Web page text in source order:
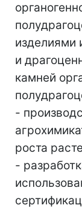
изделиями
и
камней
-
роста
-